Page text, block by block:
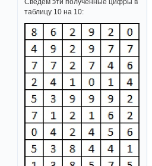
таблицу 10 на 10: